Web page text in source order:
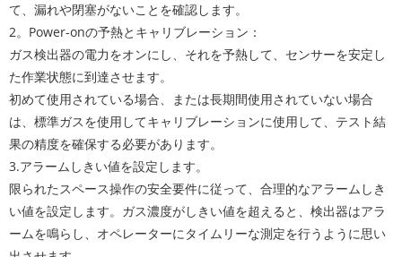
て、漏れや閉塞がないことを確認します。
2。Power-onの予熱とキャリブレーション：
ガス検出器の電力をオンにし、それを予熱して、センサーを安定し
た作業状態に到達させます。
初めて使用されている場合、または長期間使用されていない場合
は、標準ガスを使用してキャリブレーションに使用して、テスト結
果の精度を確保する必要があります。
3.アラームしきい値を設定します。
限られたスペース操作の安全要件に従って、合理的なアラームしき
い値を設定します。ガス濃度がしきい値を超えると、検出器はアラ
ームを鳴らし、オペレーターにタイムリーな測定を行うように思い